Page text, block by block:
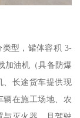
型，罐体容积 3-
加油机（具备防爆
、长途货车提供现
辆在施工场地、农